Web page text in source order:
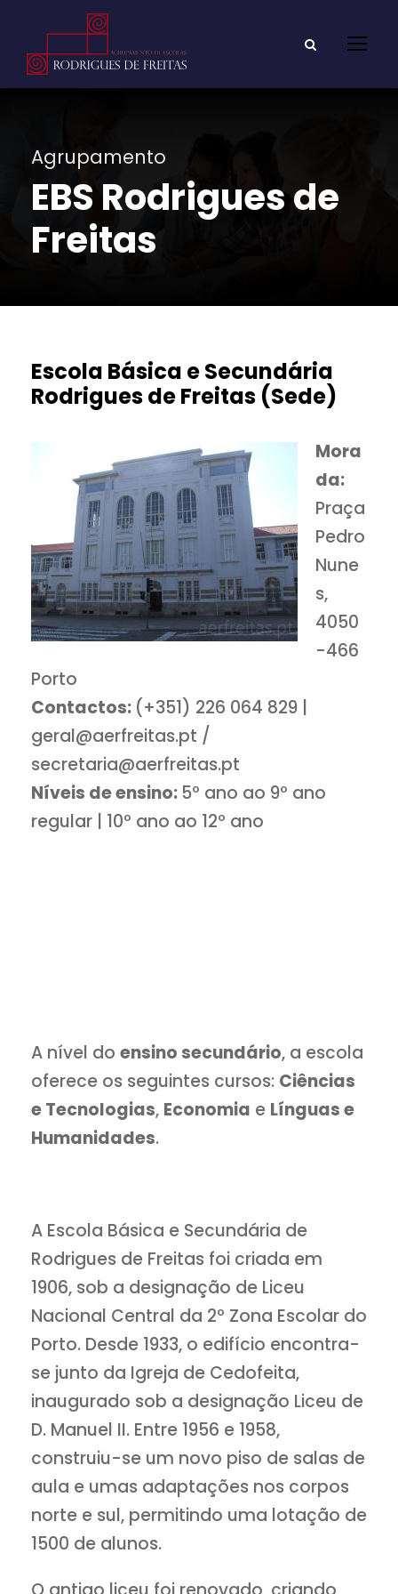
Agrupamento
EBS Rodrigues de
Freitas
Escola Básica e Secundária
Rodrigues de Freitas (Sede)
Mora
da:
Praça
Pedro
Nune
s,
4050
-466
Porto
Contactos: (+351) 226 064 829 |
geral@aerfreitas.pt /
secretaria@aerfreitas.pt
Níveis de ensino: 5º ano ao 9º ano
regular | 10º ano ao 12º ano
A nível do ensino secundário, a escola
oferece os seguintes cursos: Ciências
e Tecnologias, Economia e Línguas e
Humanidades.
A Escola Básica e Secundária de
Rodrigues de Freitas foi criada em
1906, sob a designação de Liceu
Nacional Central da 2º Zona Escolar do
Porto. Desde 1933, o edifício encontra-
se junto da Igreja de Cedofeita,
inaugurado sob a designação Liceu de
D. Manuel II. Entre 1956 e 1958,
construiu-se um novo piso de salas de
aula e umas adaptações nos corpos
norte e sul, permitindo uma lotação de
1500 de alunos.